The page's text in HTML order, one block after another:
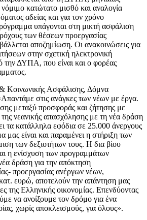
κατώτατο μισθό και αναλογία
αδείας και για τον χρόνο
υπάγονται στη μικτή ασφάλιση
των θέσεων προεργασίας
αποζημίωση. Οι ανακοινώσεις για
στην σχετική ηλεκτρονική
την ΔΥΠΑ, που είναι και ο φορέας
Κοινωνικής Ασφάλισης, Δόμνα
στις ανάγκες των νέων με έργα.
μεταξύ προσφοράς και ζήτησης με
της νεανικής απασχόλησης με τη νέα δράση
κατάλληλα εφόδια σε 25.000 άνεργους
είναι και παραμένει η στήριξη των
των δεξιοτήτων τους. Η δια βίου
η ενίσχυση των προγραμμάτων
δράση για την απόκτηση
προεργασίας ανέργων νέων,
ευρώ, αποτελούν την απάντηση μας
της Ελληνικής οικονομίας. Επενδύοντας
να ανοίξουμε τον δρόμο για ένα
χωρίς αποκλεισμούς, για όλους».